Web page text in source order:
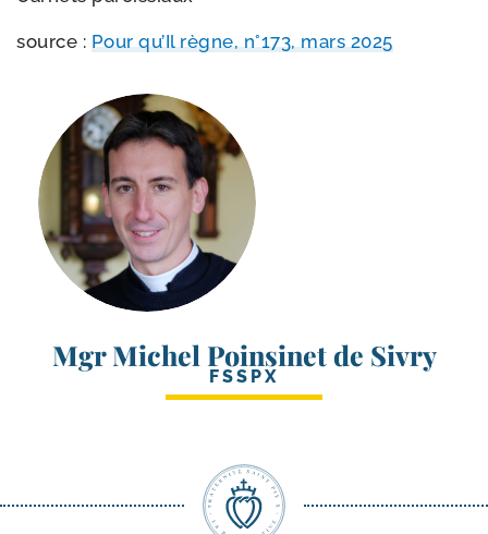
source : Pour qu’Il règne, n°173, mars 2025
Mgr Michel Poinsinet de Sivry
FSSPX